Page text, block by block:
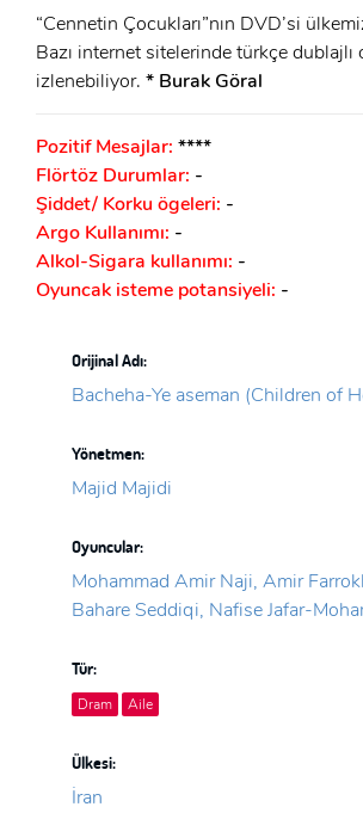
“Cennetin Çocukları”nın DVD’si
Bazı internet sitelerinde türkçe dublajlı
izlenebiliyor. * Burak Göral
Pozitif Mesajlar: ****
Flörtöz Durumlar: -
Şiddet/ Korku ögeleri: -
Argo Kullanımı: -
Alkol-Sigara kullanımı: -
Oyuncak isteme potansiyeli: -
Orijinal Adı:
Bacheha-Ye aseman (Children of
Yönetmen:
Majid Majidi
Oyuncular:
Mohammad Amir Naji, Amir
Bahare Seddiqi, Nafise Jafar-
Tür:
Dram Aile
Ülkesi:
İran